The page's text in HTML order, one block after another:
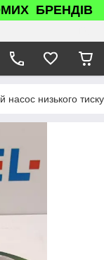
БРЕНДІВ
низького